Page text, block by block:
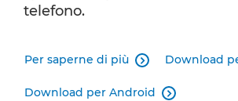
telefono.
Per saperne di più  Download
Download per Android 